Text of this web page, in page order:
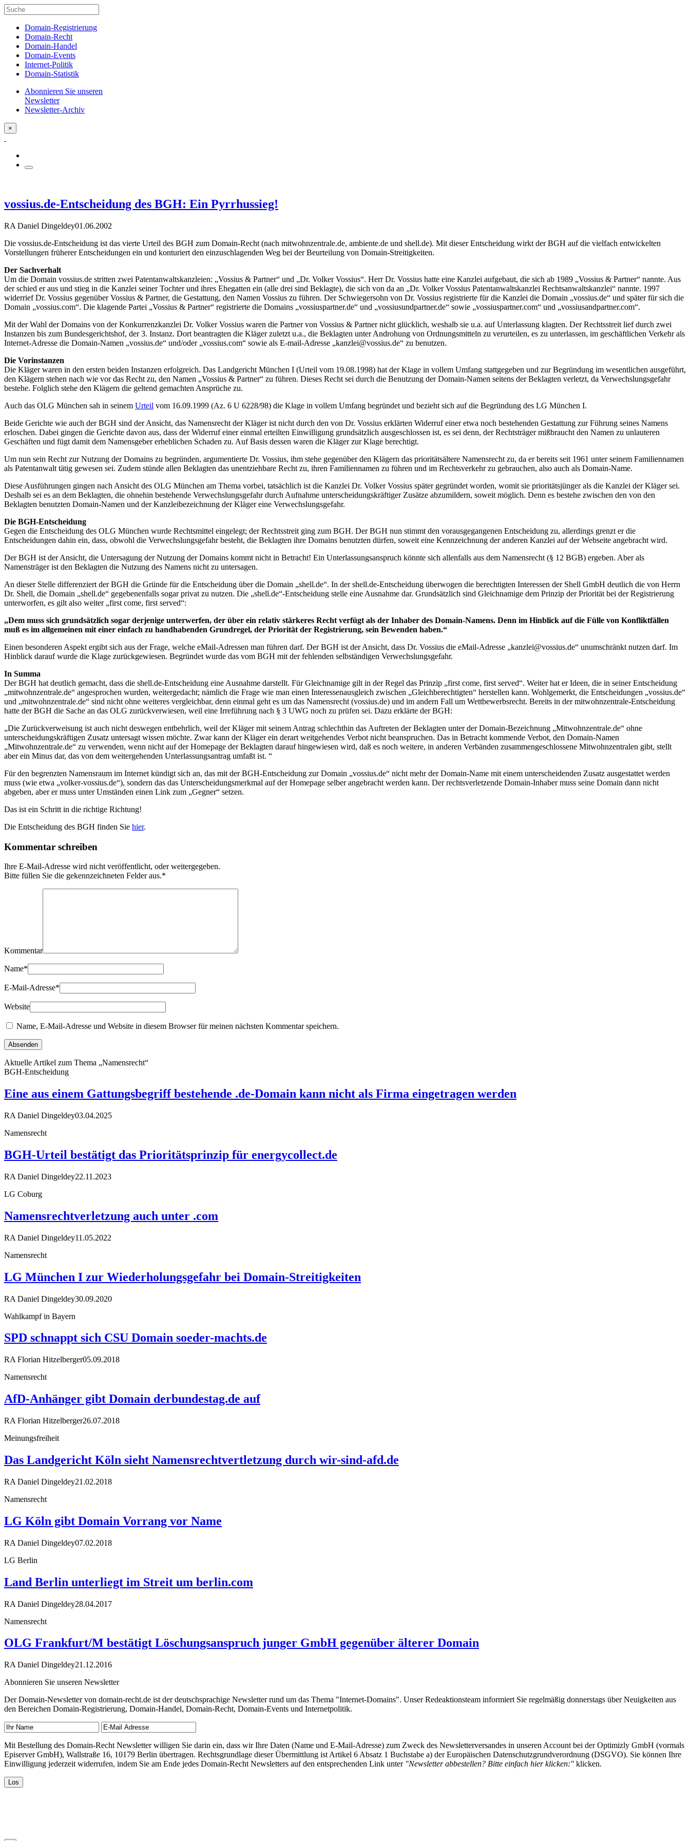
Domain-Registrierung
Domain-Recht
Domain-Handel
Domain-Events
Internet-Politik
Domain-Statistik
Abonnieren Sie unseren
Newsletter
Newsletter-Archiv
×
vossius.de-Entscheidung des BGH: Ein Pyrrhussieg!
RA Daniel Dingeldey01.06.2002
Die vossius.de-Entscheidung ist das vierte Urteil des BGH zum Domain-Recht (nach mitwohnzentrale.de, ambiente.de und shell.de). Mit dieser Entscheidung wirkt der BGH auf die vielfach entwickelten
Vorstellungen früherer Entscheidungen ein und konturiert den einzuschlagenden Weg bei der Beurteilung von Domain-Streitigkeiten.
Der Sachverhalt
Um die Domain vossius.de stritten zwei Patentanwaltskanzleien: „Vossius & Partner“ und „Dr. Volker Vossius“. Herr Dr. Vossius hatte eine Kanzlei aufgebaut, die sich ab 1989 „Vossius & Partner“ nannte. Aus
der schied er aus und stieg in die Kanzlei seiner Tochter und ihres Ehegatten ein (alle drei sind Beklagte), die sich von da an „Dr. Volker Vossius Patentanwaltskanzlei Rechtsanwaltskanzlei“ nannte. 1997
widerrief Dr. Vossius gegenüber Vossius & Partner, die Gestattung, den Namen Vossius zu führen. Der Schwiegersohn von Dr. Vossius registrierte für die Kanzlei die Domain „vossius.de“ und später für sich die
Domain „vossius.com“. Die klagende Partei „Vossius & Partner“ registrierte die Domains „vossiuspartner.de“ und „vossiusundpartner.de“ sowie „vossiuspartner.com“ und „vossiusandpartner.com“.
Mit der Wahl der Domains von der Konkurrenzkanzlei Dr. Volker Vossius waren die Partner von Vossius & Partner nicht glücklich, weshalb sie u.a. auf Unterlassung klagten. Der Rechtsstreit lief durch zwei
Instanzen bis zum Bundesgerichtshof, der 3. Instanz. Dort beantragten die Kläger zuletzt u.a., die Beklagten unter Androhung von Ordnungsmitteln zu verurteilen, es zu unterlassen, im geschäftlichen Verkehr als
Internet-Adresse die Domain-Namen „vossius.de“ und/oder „vossius.com“ sowie als E-mail-Adresse „kanzlei@vossius.de“ zu benutzen.
Die Vorinstanzen
Die Kläger waren in den ersten beiden Instanzen erfolgreich. Das Landgericht München I (Urteil vom 19.08.1998) hat der Klage in vollem Umfang stattgegeben und zur Begründung im wesentlichen ausgeführt,
den Klägern stehen nach wie vor das Recht zu, den Namen „Vossius & Partner“ zu führen. Dieses Recht sei durch die Benutzung der Domain-Namen seitens der Beklagten verletzt, da Verwechslungsgefahr
bestehe. Folglich stehe den Klägern die geltend gemachten Ansprüche zu.
Auch das OLG München sah in seinem Urteil vom 16.09.1999 (Az. 6 U 6228/98) die Klage in vollem Umfang begründet und bezieht sich auf die Begründung des LG München I.
Beide Gerichte wie auch der BGH sind der Ansicht, das Namensrecht der Kläger ist nicht durch den von Dr. Vossius erklärten Widerruf einer etwa noch bestehenden Gestattung zur Führung seines Namens
erloschen. Dabei gingen die Gerichte davon aus, dass der Widerruf einer einmal erteilten Einwilligung grundsätzlich ausgeschlossen ist, es sei denn, der Rechtsträger mißbraucht den Namen zu unlauteren
Geschäften und fügt damit dem Namensgeber erheblichen Schaden zu. Auf Basis dessen waren die Kläger zur Klage berechtigt.
Um nun sein Recht zur Nutzung der Domains zu begründen, argumentierte Dr. Vossius, ihm stehe gegenüber den Klägern das prioritätsältere Namensrecht zu, da er bereits seit 1961 unter seinem Familiennamen
als Patentanwalt tätig gewesen sei. Zudem stünde allen Beklagten das unentziehbare Recht zu, ihren Familiennamen zu führen und im Rechtsverkehr zu gebrauchen, also auch als Domain-Name.
Diese Ausführungen gingen nach Ansicht des OLG München am Thema vorbei, tatsächlich ist die Kanzlei Dr. Volker Vossius später gegründet worden, womit sie prioritätsjünger als die Kanzlei der Kläger sei.
Deshalb sei es an dem Beklagten, die ohnehin bestehende Verwechslungsgefahr durch Aufnahme unterscheidungskräftiger Zusätze abzumildern, soweit möglich. Denn es bestehe zwischen den von den
Beklagten benutzten Domain-Namen und der Kanzleibezeichnung der Kläger eine Verwechslungsgefahr.
Die BGH-Entscheidung
Gegen die Entscheidung des OLG München wurde Rechtsmittel eingelegt; der Rechtsstreit ging zum BGH. Der BGH nun stimmt den vorausgegangenen Entscheidung zu, allerdings grenzt er die
Entscheidungen dahin ein, dass, obwohl die Verwechslungsgefahr besteht, die Beklagten ihre Domains benutzten dürfen, soweit eine Kennzeichnung der anderen Kanzlei auf der Webseite angebracht wird.
Der BGH ist der Ansicht, die Untersagung der Nutzung der Domains kommt nicht in Betracht! Ein Unterlassungsanspruch könnte sich allenfalls aus dem Namensrecht (§ 12 BGB) ergeben. Aber als
Namensträger ist den Beklagten die Nutzung des Namens nicht zu untersagen.
An dieser Stelle differenziert der BGH die Gründe für die Entscheidung über die Domain „shell.de“. In der shell.de-Entscheidung überwogen die berechtigten Interessen der Shell GmbH deutlich die von Herrn
Dr. Shell, die Domain „shell.de“ gegebenenfalls sogar privat zu nutzen. Die „shell.de“-Entscheidung stelle eine Ausnahme dar. Grundsätzlich sind Gleichnamige dem Prinzip der Priorität bei der Registrierung
unterworfen, es gilt also weiter „first come, first served“:
„Dem muss sich grundsätzlich sogar derjenige unterwerfen, der über ein relativ stärkeres Recht verfügt als der Inhaber des Domain-Namens. Denn im Hinblick auf die Fülle von Konfliktfällen
muß es im allgemeinen mit einer einfach zu handhabenden Grundregel, der Priorität der Registrierung, sein Bewenden haben.“
Einen besonderen Aspekt ergibt sich aus der Frage, welche eMail-Adressen man führen darf. Der BGH ist der Ansicht, dass Dr. Vossius die eMail-Adresse „kanzlei@vossius.de“ unumschränkt nutzen darf. Im
Hinblick darauf wurde die Klage zurückgewiesen. Begründet wurde das vom BGH mit der fehlenden selbständigen Verwechslungsgefahr.
In Summa
Der BGH hat deutlich gemacht, dass die shell.de-Entscheidung eine Ausnahme darstellt. Für Gleichnamige gilt in der Regel das Prinzip „first come, first served“. Weiter hat er Ideen, die in seiner Entscheidung
„mitwohnzentrale.de“ angesprochen wurden, weitergedacht; nämlich die Frage wie man einen Interessenausgleich zwischen „Gleichberechtigten“ herstellen kann. Wohlgemerkt, die Entscheidungen „vossius.de“
und „mitwohnzentrale.de“ sind nicht ohne weiteres vergleichbar, denn einmal geht es um das Namensrecht (vossius.de) und im andern Fall um Wettbewerbsrecht. Bereits in der mitwohnzentrale-Entscheidung
hatte der BGH die Sache an das OLG zurückverwiesen, weil eine Irreführung nach § 3 UWG noch zu prüfen sei. Dazu erklärte der BGH:
„Die Zurückverweisung ist auch nicht deswegen entbehrlich, weil der Kläger mit seinem Antrag schlechthin das Auftreten der Beklagten unter der Domain-Bezeichnung „Mitwohnzentrale.de“ ohne
unterscheidungskräftigen Zusatz untersagt wissen möchte. Zwar kann der Kläger ein derart weitgehendes Verbot nicht beanspruchen. Das in Betracht kommende Verbot, den Domain-Namen
„Mitwohnzentrale.de“ zu verwenden, wenn nicht auf der Homepage der Beklagten darauf hingewiesen wird, daß es noch weitere, in anderen Verbänden zusammengeschlossene Mitwohnzentralen gibt, stellt
aber ein Minus dar, das von dem weitergehenden Unterlassungsantrag umfaßt ist. “
Für den begrenzten Namensraum im Internet kündigt sich an, das mit der BGH-Entscheidung zur Domain „vossius.de“ nicht mehr der Domain-Name mit einem unterscheidenden Zusatz ausgestattet werden
muss (wie etwa „volker-vossius.de“), sondern das das Unterscheidungsmerkmal auf der Homepage selber angebracht werden kann. Der rechtsverletzende Domain-Inhaber muss seine Domain dann nicht
abgeben, aber er muss unter Umständen einen Link zum „Gegner“ setzen.
Das ist ein Schritt in die richtige Richtung!
Die Entscheidung des BGH finden Sie hier.
Kommentar schreiben
Ihre E-Mail-Adresse wird nicht veröffentlicht, oder weitergegeben.
Bitte füllen Sie die gekennzeichneten Felder aus.*
Kommentar
Name*
E-Mail-Adresse*
Website
Name, E-Mail-Adresse und Website in diesem Browser für meinen nächsten Kommentar speichern.
Aktuelle Artikel zum Thema „Namensrecht“
BGH-Entscheidung
Eine aus einem Gattungsbegriff bestehende .de-Domain kann nicht als Firma eingetragen werden
RA Daniel Dingeldey03.04.2025
Namensrecht
BGH-Urteil bestätigt das Prioritätsprinzip für energycollect.de
RA Daniel Dingeldey22.11.2023
LG Coburg
Namensrechtverletzung auch unter .com
RA Daniel Dingeldey11.05.2022
Namensrecht
LG München I zur Wiederholungsgefahr bei Domain-Streitigkeiten
RA Daniel Dingeldey30.09.2020
Wahlkampf in Bayern
SPD schnappt sich CSU Domain soeder-machts.de
RA Florian Hitzelberger05.09.2018
Namensrecht
AfD-Anhänger gibt Domain derbundestag.de auf
RA Florian Hitzelberger26.07.2018
Meinungsfreiheit
Das Landgericht Köln sieht Namensrechtvertletzung durch wir-sind-afd.de
RA Daniel Dingeldey21.02.2018
Namensrecht
LG Köln gibt Domain Vorrang vor Name
RA Daniel Dingeldey07.02.2018
LG Berlin
Land Berlin unterliegt im Streit um berlin.com
RA Daniel Dingeldey28.04.2017
Namensrecht
OLG Frankfurt/M bestätigt Löschungsanspruch junger GmbH gegenüber älterer Domain
RA Daniel Dingeldey21.12.2016
Abonnieren Sie unseren Newsletter
Der Domain-Newsletter von domain-recht.de ist der deutschsprachige Newsletter rund um das Thema "Internet-Domains". Unser Redeaktionsteam informiert Sie regelmäßig donnerstags über Neuigkeiten aus
den Bereichen Domain-Registrierung, Domain-Handel, Domain-Recht, Domain-Events und Internetpolitik.
Mit Bestellung des Domain-Recht Newsletter willigen Sie darin ein, dass wir Ihre Daten (Name und E-Mail-Adresse) zum Zweck des Newsletterversandes in unseren Account bei der Optimizly GmbH (vormals
Episerver GmbH), Wallstraße 16, 10179 Berlin übertragen. Rechtsgrundlage dieser Übermittlung ist Artikel 6 Absatz 1 Buchstabe a) der Europäischen Datenschutzgrundverordnung (DSGVO). Sie können Ihre
Einwilligung jederzeit widerrufen, indem Sie am Ende jedes Domain-Recht Newsletters auf den entsprechenden Link unter "Newsletter abbestellen? Bitte einfach hier klicken:" klicken.